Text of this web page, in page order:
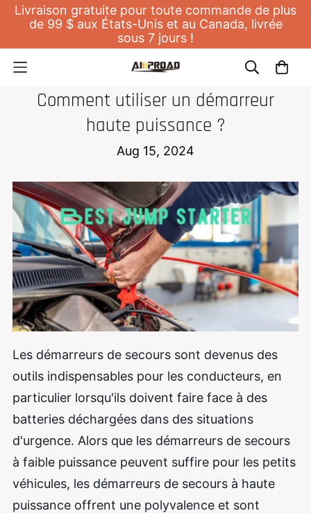
Livraison gratuite pour toute commande de plus
de 99 $ aux États-Unis et au Canada, livrée
sous 7 jours !
Comment utiliser un démarreur
haute puissance ?
Aug 15, 2024
Les démarreurs de secours sont devenus des
outils indispensables pour les conducteurs, en
particulier lorsqu'ils doivent faire face à des
batteries déchargées dans des situations
d'urgence. Alors que les démarreurs de secours
à faible puissance peuvent suffire pour les petits
véhicules, les démarreurs de secours à haute
puissance offrent une polyvalence et sont